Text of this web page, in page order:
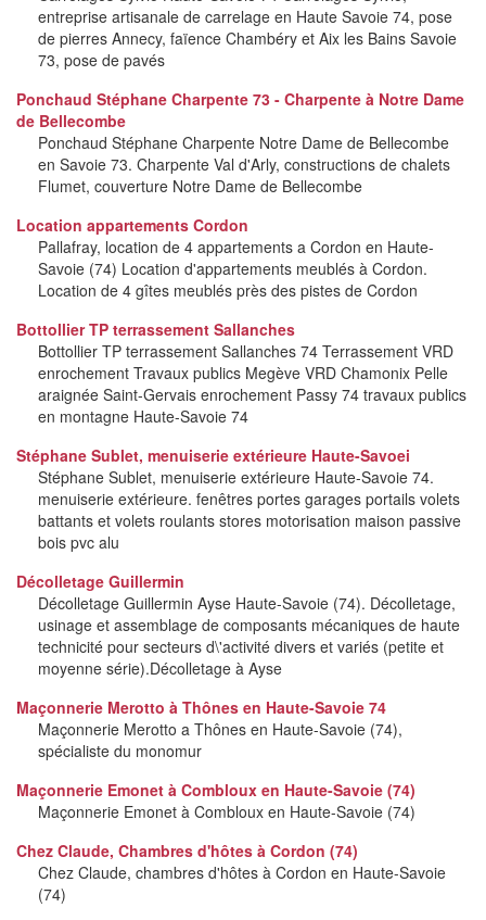
entreprise artisanale de carrelage en Haute Savoie 74, pose
de pierres Annecy, faïence Chambéry et Aix les Bains Savoie
73, pose de pavés
Ponchaud Stéphane Charpente 73 - Charpente à Notre Dame
de Bellecombe
Ponchaud Stéphane Charpente Notre Dame de Bellecombe
en Savoie 73. Charpente Val d'Arly, constructions de chalets
Flumet, couverture Notre Dame de Bellecombe
Location appartements Cordon
Pallafray, location de 4 appartements a Cordon en Haute-
Savoie (74) Location d'appartements meublés à Cordon.
Location de 4 gîtes meublés près des pistes de Cordon
Bottollier TP terrassement Sallanches
Bottollier TP terrassement Sallanches 74 Terrassement VRD
enrochement Travaux publics Megève VRD Chamonix Pelle
araignée Saint-Gervais enrochement Passy 74 travaux publics
en montagne Haute-Savoie 74
Stéphane Sublet, menuiserie extérieure Haute-Savoei
Stéphane Sublet, menuiserie extérieure Haute-Savoie 74.
menuiserie extérieure. fenêtres portes garages portails volets
battants et volets roulants stores motorisation maison passive
bois pvc alu
Décolletage Guillermin
Décolletage Guillermin Ayse Haute-Savoie (74). Décolletage,
usinage et assemblage de composants mécaniques de haute
technicité pour secteurs d\'activité divers et variés (petite et
moyenne série).Décolletage à Ayse
Maçonnerie Merotto à Thônes en Haute-Savoie 74
Maçonnerie Merotto a Thônes en Haute-Savoie (74),
spécialiste du monomur
Maçonnerie Emonet à Combloux en Haute-Savoie (74)
Maçonnerie Emonet à Combloux en Haute-Savoie (74)
Chez Claude, Chambres d'hôtes à Cordon (74)
Chez Claude, chambres d'hôtes à Cordon en Haute-Savoie
(74)